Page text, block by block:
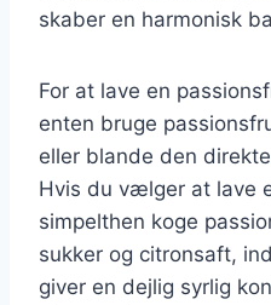
skaber en harmonisk
For at lave en
enten bruge
eller blande den
Hvis du vælger at lave
simpelthen koge
sukker og citronsaft,
giver en dejlig syrlig